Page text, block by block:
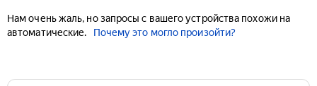
Нам очень жаль, но запросы с вашего устройства похожи на
автоматические.
Почему это могло произойти?